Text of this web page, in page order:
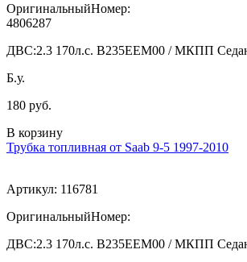
ОригинальныйНомер:
4806287
ДВС:2.3 170л.с. В235ЕЕМ00 / МКПП
Б.у.
180 руб.
В корзину
Трубка топливная от Saab 9-5 1997-2010
Артикул: 116781
ОригинальныйНомер:
ДВС:2.3 170л.с. В235ЕЕМ00 / МКПП